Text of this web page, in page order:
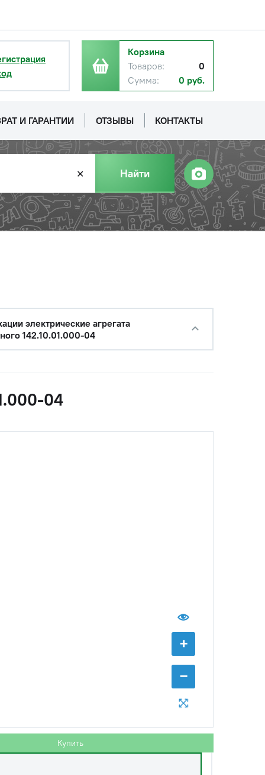
Корзина
Товаров:
0
Сумма:
0 руб.
И ГАРАНТИИ ОТЗЫВЫ КОНТАКТЫ
✕ Найти
электрические агрегата
142.10.01.000-04
04
+
−
Купить